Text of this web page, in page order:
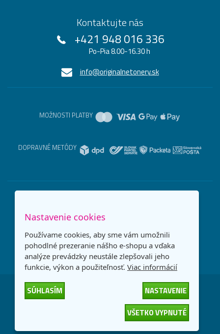
Kontaktujte nás
+421 948 016 336
Po-Pia 8.00-16.30 h
info@originalnetonery.sk
MOŽNOSTI PLATBY
DOPRAVNÉ METÓDY
Slovensko
-
Všetky práva vyhradené
Nastavenie cookies
Používame cookies, aby sme vám umožnili
pohodlné prezeranie nášho e-shopu a vďaka
analýze prevádzky neustále zlepšovali jeho
funkcie, výkon a použiteľnosť. Viac informácií
SÚHLASÍM
NASTAVENIE
VŠETKO VYPNUTÉ